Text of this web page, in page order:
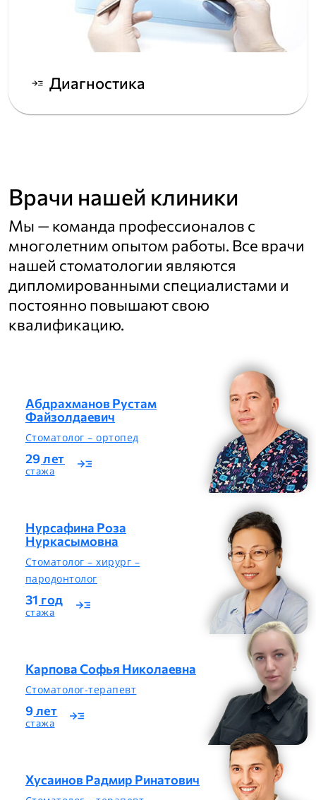
read_more Диагностика
Врачи нашей клиники
Мы — команда профессионалов с
многолетним опытом работы. Все врачи
нашей стоматологии являются
дипломированными специалистами и
постоянно повышают свою
квалификацию.
Абдрахманов Рустам
Файзолдаевич
Стоматолог – ортопед
29лет
стажа read_more
Нурсафина Роза
Нуркасымовна
Стоматолог – хирург –
пародонтолог
31 год
стажа read_more
Карпова Софья Николаевна
Стоматолог-терапевт
9лет
стажа read_more
Хусаинов Радмир Ринатович